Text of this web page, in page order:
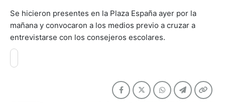
Se hicieron presentes en la Plaza España ayer por la
mañana y convocaron a los medios previo a cruzar a
entrevistarse con los consejeros escolares.